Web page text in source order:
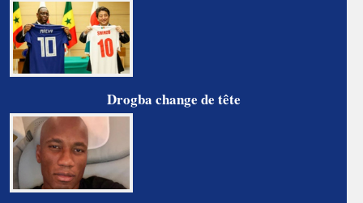
Drogba change de tête